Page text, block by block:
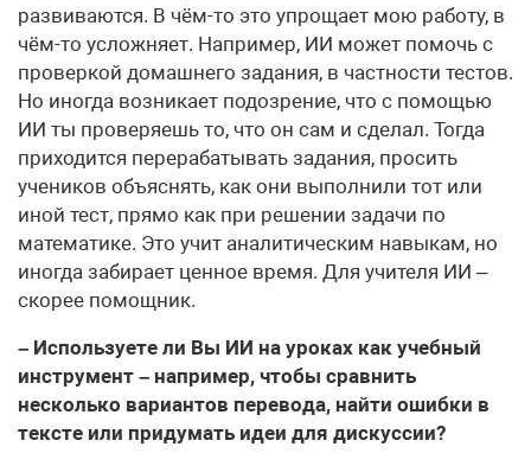
развиваются. В чём-то это упрощает мою работу, в
чём-то усложняет. Например, ИИ может помочь с
проверкой домашнего задания, в частности тестов.
Но иногда возникает подозрение, что с помощью
ИИ ты проверяешь то, что он сам и сделал. Тогда
приходится перерабатывать задания, просить
учеников объяснять, как они выполнили тот или
иной тест, прямо как при решении задачи по
математике. Это учит аналитическим навыкам, но
иногда забирает ценное время. Для учителя ИИ –
скорее помощник.
– Используете ли Вы ИИ на уроках как учебный
инструмент – например, чтобы сравнить
несколько вариантов перевода, найти ошибки в
тексте или придумать идеи для дискуссии?